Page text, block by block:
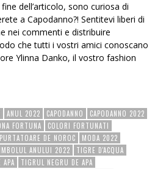
dell’articolo, sono curiosa di
a Capodanno?! Sentitevi liberi di
nei commenti e distribuire
che tutti i vostri amici conoscano
Ylinna Danko, il vostro fashion
ANUL 2022 CAPODANNO
CAPODANNO 2022
FORTUNA
COLORI FORTUNATI
DE NOROC
MODA 2022
ANULUI 2022
TIGRE D'ACQUA
APA
TIGRUL NEGRU DE APA